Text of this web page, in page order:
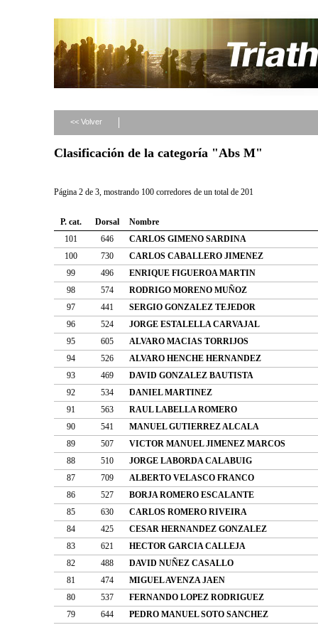
<< Volver
Clasificación de la categoría "Abs M"
Página 2 de 3, mostrando 100 corredores de un total de 201
P. cat. Dorsal
Nombre
101
646
CARLOS GIMENO SARDINA
100
730
CARLOS CABALLERO JIMENEZ
99
496
ENRIQUE FIGUEROA MARTIN
98
574
RODRIGO MORENO MUÑOZ
97
441
SERGIO GONZALEZ TEJEDOR
96
524
JORGE ESTALELLA CARVAJAL
95
605
ALVARO MACIAS TORRIJOS
94
526
ALVARO HENCHE HERNANDEZ
93
469
DAVID GONZALEZ BAUTISTA
92
534
DANIEL MARTINEZ
91
563
RAUL LABELLA ROMERO
90
541
MANUEL GUTIERREZ ALCALA
89
507
VICTOR MANUEL JIMENEZ MARCOS
88
510
JORGE LABORDA CALABUIG
87
709
ALBERTO VELASCO FRANCO
86
527
BORJA ROMERO ESCALANTE
85
630
CARLOS ROMERO RIVEIRA
84
425
CESAR HERNANDEZ GONZALEZ
83
621
HECTOR GARCIA CALLEJA
82
488
DAVID NUÑEZ CASALLO
81
474
MIGUEL AVENZA JAEN
80
537
FERNANDO LOPEZ RODRIGUEZ
79
644
PEDRO MANUEL SOTO SANCHEZ